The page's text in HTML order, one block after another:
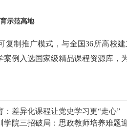
示范高地
复制推广模式，与全国36所高校
案例入选国家级精品课程资源库，
：差异化课程让党史学习更“走心”
学院三招破局：思政教师培养难题